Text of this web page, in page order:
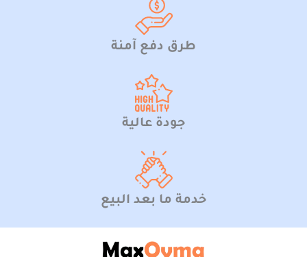
طرق دفع آمنة
جودة عالية
خدمة ما بعد البيع